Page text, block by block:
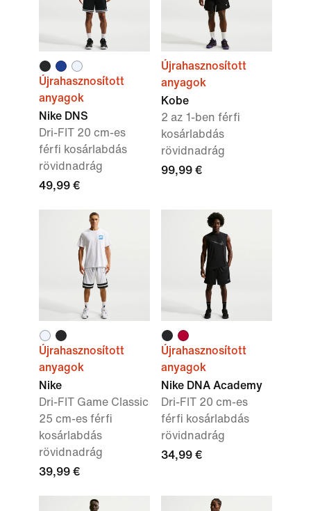
Újrahasznosított
anyagok
Nike DNS
Dri-FIT 20 cm-es
férfi kosárlabdás
rövidnadrág
49,99 €
Újrahasznosított
anyagok
Kobe
2 az 1-ben férfi
kosárlabdás
rövidnadrág
99,99 €
Újrahasznosított
anyagok
Nike
Dri-FIT Game Classic
25 cm-es férfi
kosárlabdás
rövidnadrág
39,99 €
Újrahasznosított
anyagok
Nike DNA Academy
Dri-FIT 20 cm-es
férfi kosárlabdás
rövidnadrág
34,99 €